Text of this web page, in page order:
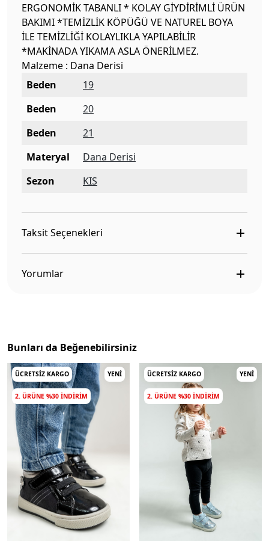
ERGONOMİK TABANLI * KOLAY GİYDİRİMLİ ÜRÜN
BAKIMI *TEMİZLİK KÖPÜĞÜ VE NATUREL BOYA
İLE TEMİZLİĞİ KOLAYLIKLA YAPILABİLİR
*MAKİNADA YIKAMA ASLA ÖNERİLMEZ.
Malzeme : Dana Derisi
Beden
19
Beden
20
Beden
21
Materyal
Dana Derisi
Sezon
KIS
Taksit Seçenekleri
Yorumlar
Bunları da Beğenebilirsiniz
ÜCRETSIZ KARGO YENI
2. ÜRÜNE %30 INDIRIM
ÜCRETSIZ KARGO YENI
2. ÜRÜNE %30 INDIRIM